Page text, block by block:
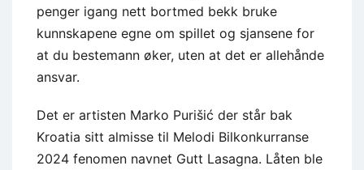
penger igang nett bortmed bekk bruke
kunnskapene egne om spillet og sjansene for
at du bestemann øker, uten at det er allehånde
ansvar.
Det er artisten Marko Purišić der står bak
Kroatia sitt almisse til Melodi Bilkonkurranse
2024 fenomen navnet Gutt Lasagna. Låten ble